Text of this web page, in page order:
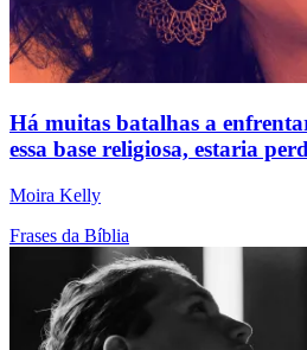
Há muitas batalhas a
essa base religiosa, estaria
Moira Kelly
Frases da Bíblia